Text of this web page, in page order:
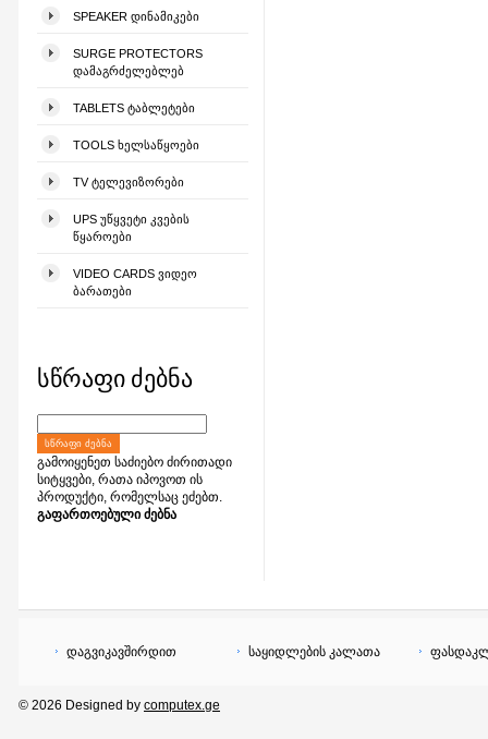
SPEAKER ᲓᲘᲜᲐᲛᲘᲙᲔᲑᲘ
SURGE PROTECTORS
ᲓᲐᲛᲐᲒᲠᲫᲔᲚᲔᲑᲚᲔᲑ
TABLETS ᲢᲐᲑᲚᲔᲢᲔᲑᲘ
TOOLS ᲮᲔᲚᲡᲐᲬᲧᲝᲔᲑᲘ
TV ᲢᲔᲚᲔᲕᲘᲖᲝᲠᲔᲑᲘ
UPS ᲣᲬᲧᲕᲔᲢᲘ ᲙᲕᲔᲑᲘᲡ
ᲬᲧᲐᲠᲝᲔᲑᲘ
VIDEO CARDS ᲕᲘᲓᲔᲝ
ᲑᲐᲠᲐᲗᲔᲑᲘ
სწრაფი ძებნა
ᲡᲬᲠᲐᲤᲘ ᲫᲔᲑᲜᲐ
გამოიყენეთ საძიებო ძირითადი
სიტყვები, რათა იპოვოთ ის
პროდუქტი, რომელსაც ეძებთ.
გაფართოებული ძებნა
დაგვიკავშირდით საყიდლების კალათა
© 2026 Designed by computex.ge